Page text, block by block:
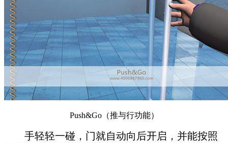
Push&Go（推与行功能）
手轻轻一碰，门就自动向后开启，并能按照